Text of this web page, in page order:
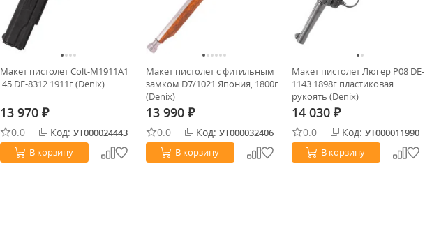
Макет пистолет Colt-M1911A1
.45 DE-8312 1911г (Denix)
13 970 ₽
0.0 Код: УТ000024443
В корзину
Макет пистолет с фитильным
замком D7/1021 Япония, 1800г
(Denix)
13 990 ₽
0.0 Код: УТ000032406
В корзину
Макет пистолет Люгер P08 DE-
1143 1898г пластиковая
рукоять (Denix)
14 030 ₽
0.0 Код: УТ000011990
В корзину